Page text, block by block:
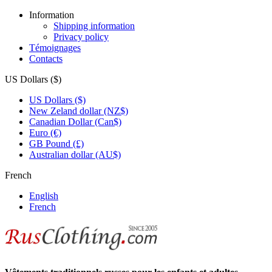
Information
Shipping information
Privacy policy
Témoignages
Contacts
US Dollars ($)
US Dollars ($)
New Zeland dollar (NZ$)
Canadian Dollar (Can$)
Euro (€)
GB Pound (£)
Australian dollar (AU$)
French
English
French